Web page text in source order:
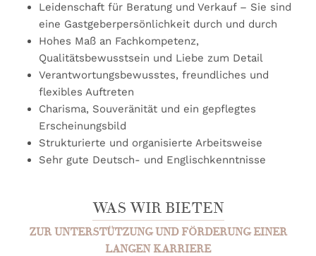
Leidenschaft für Beratung und Verkauf – Sie sind
eine Gastgeberpersönlichkeit durch und durch
Hohes Maß an Fachkompetenz,
Qualitätsbewusstsein und Liebe zum Detail
Verantwortungsbewusstes, freundliches und
flexibles Auftreten
Charisma, Souveränität und ein gepflegtes
Erscheinungsbild
Strukturierte und organisierte Arbeitsweise
Sehr gute Deutsch- und Englischkenntnisse
WAS WIR BIETEN
ZUR UNTERSTÜTZUNG UND FÖRDERUNG EINER
LANGEN KARRIERE